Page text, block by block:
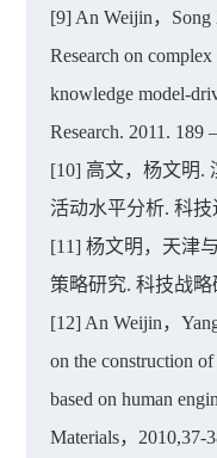
[9] An Weijin，
Research on
knowledge model-
Research. 2011. 189
[10] 高文，杨文明.
活动水平分析. 科技
[11] 杨文明，天津
策略研究. 科技战略
[12] An Weijin，
on the construction
based on human
Materials，2010,37-